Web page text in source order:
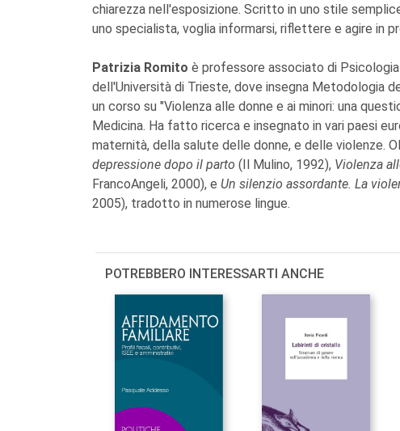
chiarezza nell'esposizione. Scritto in uno stile
uno specialista, voglia informarsi, riflettere e agire in
Patrizia Romito è professore associato di
dell'Università di Trieste, dove insegna Metodologia
un corso su "Violenza alle donne e ai minori: una
Medicina. Ha fatto ricerca e insegnato in vari paesi
maternità, della salute delle donne, e delle violenze.
depressione dopo il parto (Il Mulino, 1992), Violenza
FrancoAngeli, 2000), e Un silenzio assordante. La
2005), tradotto in numerose lingue.
POTREBBERO INTERESSARTI ANCHE